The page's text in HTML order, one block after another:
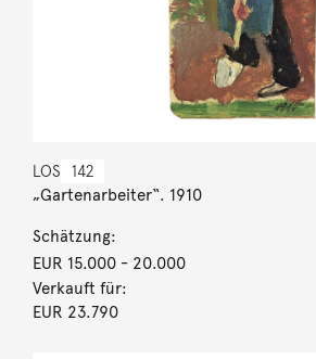
LOS 142
„Gartenarbeiter“. 1910
Schätzung:
EUR 15.000- 20.000
Verkauft für:
EUR 23.790